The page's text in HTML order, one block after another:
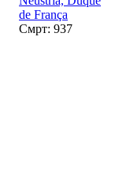
de França
Смрт: 937